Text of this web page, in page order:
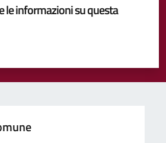
le informazioni su questa
5 stelle su 5
su 5
su 5
5